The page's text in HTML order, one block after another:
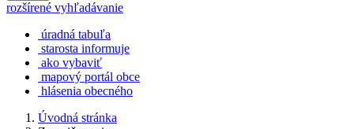
rozšírené vyhľadávanie
úradná tabuľa
starosta informuje
ako vybaviť
mapový portál obce
hlásenia obecného
Úvodná stránka